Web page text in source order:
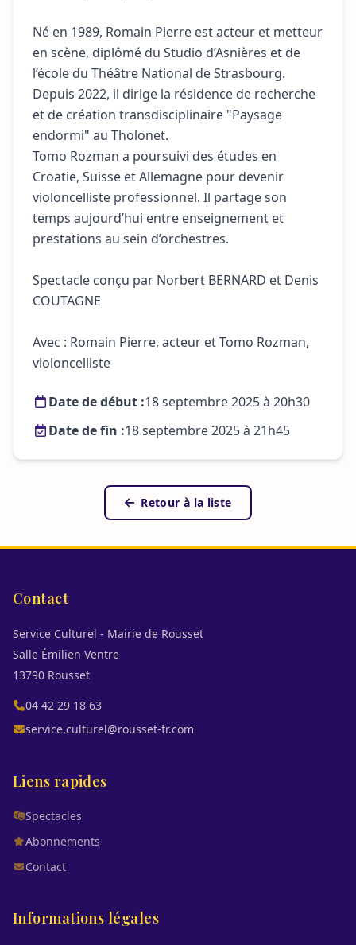
Né en 1989, Romain Pierre est acteur et metteur
en scène, diplômé du Studio d’Asnières et de
l’école du Théâtre National de Strasbourg.
Depuis 2022, il dirige la résidence de recherche
et de création transdisciplinaire "Paysage
endormi" au Tholonet.
Tomo Rozman a poursuivi des études en
Croatie, Suisse et Allemagne pour devenir
violoncelliste professionnel. Il partage son
temps aujourd’hui entre enseignement et
prestations au sein d’orchestres.
Spectacle conçu par Norbert BERNARD et Denis
COUTAGNE
Avec : Romain Pierre, acteur et Tomo Rozman,
violoncelliste
Date de début :18 septembre 2025 à 20h30
Date de fin :18 septembre 2025 à 21h45
Retour à la liste
Contact
Service Culturel - Mairie de Rousset
Salle Émilien Ventre
13790 Rousset
04 42 29 18 63
service.culturel@rousset-fr.com
Liens rapides
Spectacles
Abonnements
Contact
Informations légales